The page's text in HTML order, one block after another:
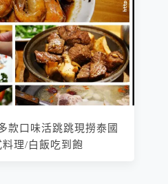
款口味活跳跳現撈泰國
理/白飯吃到飽